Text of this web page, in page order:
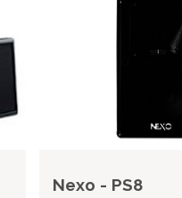
Nexo - PS8